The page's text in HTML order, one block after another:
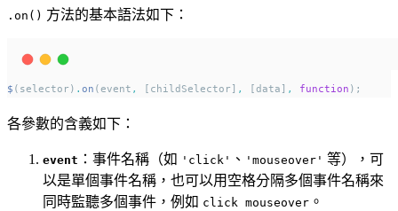
.on() 方法的基本語法如下：
$ (selector) . on (event , [childSelector] , [data] , function );
各參數的含義如下：
event ：事件名稱（如 'click' 、 'mouseover' 等），可
以是單個事件名稱，也可以用空格分隔多個事件名稱來
同時監聽多個事件，例如 click mouseover 。